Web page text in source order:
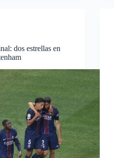
dos estrellas en